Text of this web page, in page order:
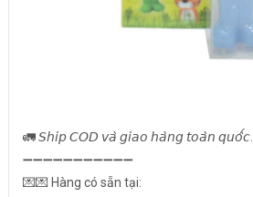
🚛 𝘚𝘩𝘪𝘱 𝘊𝘖𝘋 𝘷𝘢̀ 𝘨𝘪𝘢𝘰 𝘩𝘢̀𝘯𝘨 𝘵𝘰𝘢̀𝘯 𝘲𝘶𝘰̂́𝘤.
➖➖➖➖➖➖➖➖➖➖➖
💌💌 Hàng có sẵn tại: